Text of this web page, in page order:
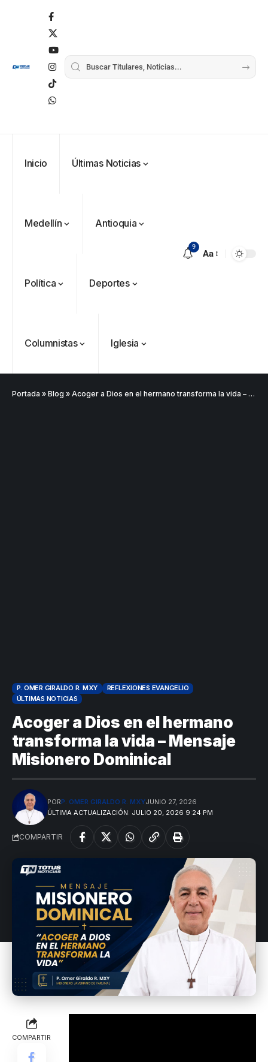
Inicio Últimas Noticias
Medellín Antioquia
Política Deportes
Columnistas Iglesia
9
Aa
Portada » Blog » Acoger a Dios en el hermano transforma la vida – Mensaje Misionero Dominical
P. OMER GIRALDO R. MXY
REFLEXIONES EVANGELIO
ÚLTIMAS NOTICIAS
Acoger a Dios en el hermano
transforma la vida – Mensaje
Misionero Dominical
ÚLTIMA ACTUALIZACIÓN: JULIO 20, 2026 9:24 PM
PORP. OMER GIRALDO R. MXYJUNIO 27, 2026
COMPARTIR
COMPARTIR